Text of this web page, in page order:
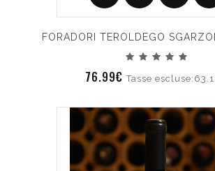
FORADORI TEROLDEGO
76.99€Tasse